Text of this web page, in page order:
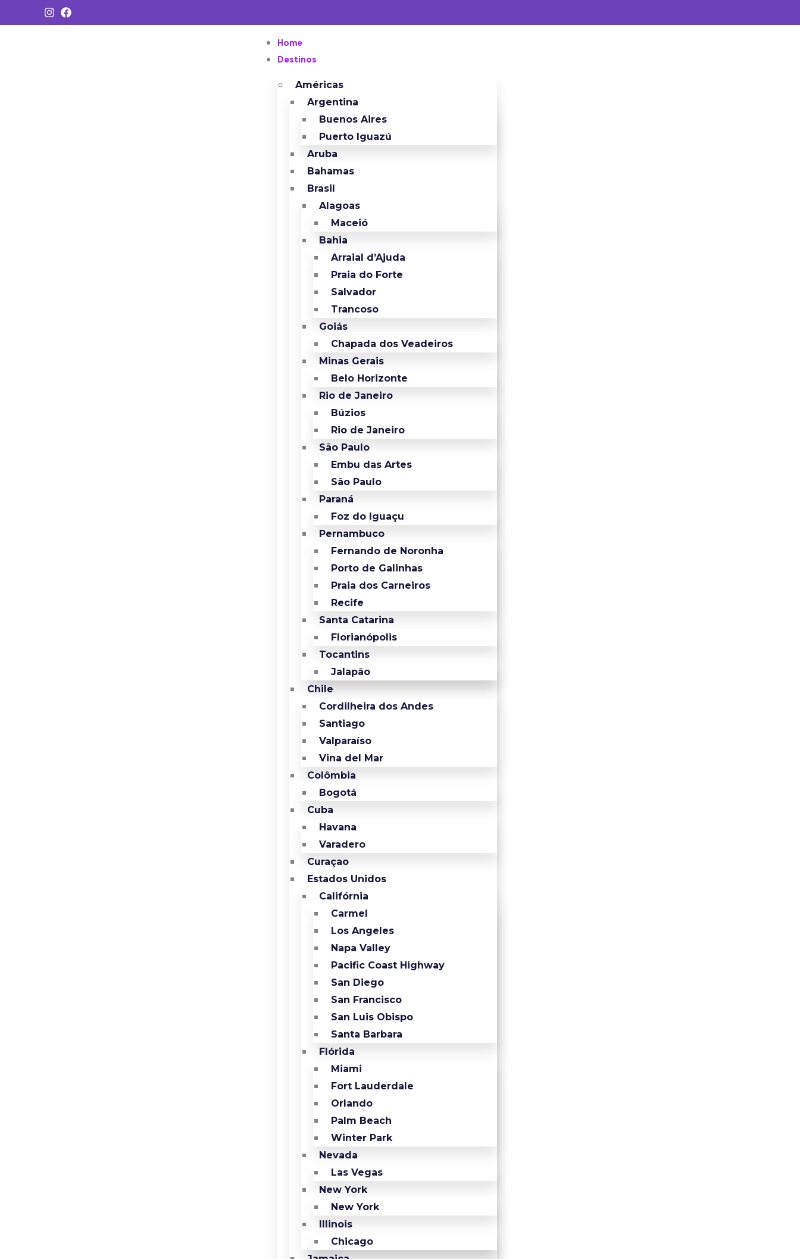
Home
Destinos
Américas
Argentina
Buenos Aires
Puerto Iguazú
Aruba
Bahamas
Brasil
Alagoas
Maceió
Bahia
Arraial d’Ajuda
Praia do Forte
Salvador
Trancoso
Goiás
Chapada dos Veadeiros
Minas Gerais
Belo Horizonte
Rio de Janeiro
Búzios
Rio de Janeiro
São Paulo
Embu das Artes
São Paulo
Paraná
Foz do Iguaçu
Pernambuco
Fernando de Noronha
Porto de Galinhas
Praia dos Carneiros
Recife
Santa Catarina
Florianópolis
Tocantins
Jalapão
Chile
Cordilheira dos Andes
Santiago
Valparaíso
Vina del Mar
Colômbia
Bogotá
Cuba
Havana
Varadero
Curaçao
Estados Unidos
Califórnia
Carmel
Los Angeles
Napa Valley
Pacific Coast Highway
San Diego
San Francisco
San Luis Obispo
Santa Barbara
Flórida
Miami
Fort Lauderdale
Orlando
Palm Beach
Winter Park
Nevada
Las Vegas
New York
New York
Illinois
Chicago